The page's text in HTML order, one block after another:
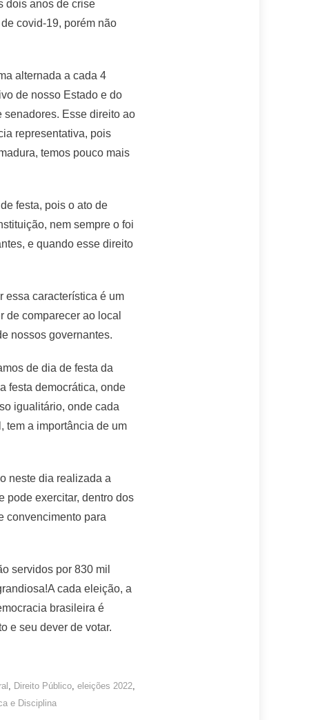
dois anos de crise
covid-19, porém não
alternada a cada 4
de nosso Estado e do
senadores. Esse direito ao
representativa, pois
temos pouco mais
festa, pois o ato de
nem sempre o foi
e quando esse direito
essa característica é um
de comparecer ao local
nossos governantes.
de dia de festa da
festa democrática, onde
igualitário, onde cada
tem a importância de um
neste dia realizada a
pode exercitar, dentro dos
convencimento para
servidos por 830 mil
cada eleição, a
brasileira é
e seu dever de votar.
, Direito Público, eleições 2022,
e Disciplina